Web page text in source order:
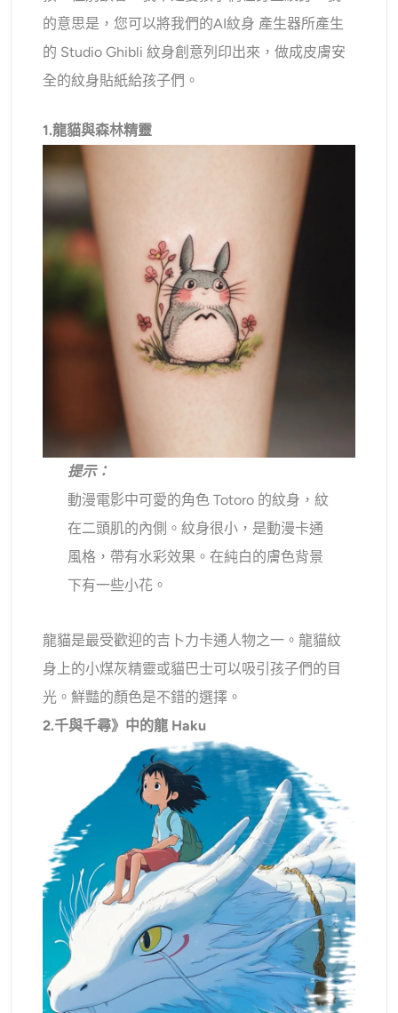
的意思是，您可以將我們的AI紋身 產生器所產生
的 Studio Ghibli 紋身創意列印出來，做成皮膚安
全的紋身貼紙給孩子們。
1.龍貓與森林精靈
提示：
動漫電影中可愛的角色 Totoro 的紋身，紋
在二頭肌的內側。紋身很小，是動漫卡通
風格，帶有水彩效果。在純白的膚色背景
下有一些小花。
龍貓是最受歡迎的吉卜力卡通人物之一。龍貓紋
身上的小煤灰精靈或貓巴士可以吸引孩子們的目
光。鮮豔的顏色是不錯的選擇。
2.千與千尋》中的龍 Haku